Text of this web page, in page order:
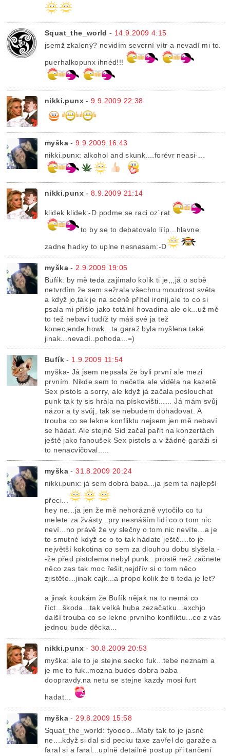
Squat_the_world - 14.9.2009 4:15
jsemž zkalený? nevidím severní vítr a nevadí mi to.
puerhalkopunx ihnéd!!!
nikki.punx-9.9.2009 22:38
myška -9.9.2009 16:43
nikki.punx: alkohol and skunk....forévr neasi-...
nikki.punx-8.9.2009 21:14
klidek klidek:-D podme se raci oz¨rat
to by se to debatovalo lííp...hlavne
zadne hadky to uplne nesnasam:-D
myška - 2.9.2009 19:05
Bufík: by mě teda zajímalo kolik ti je,,,já o sobě
netvrdím že sem sežrala všechnu moudrost světa
a když jo,tak je na scéně přítel ironij,ale to co si
psala mi přišlo jako totální hovadina ale ok...už mě
to tež nebaví tudíž ty máš své ja tež
konec,ende,howk...ta garaž byla myšlena také
jinak...nevadí..pohoda...=)
Bufík - 1.9.2009 11:54
myška- Já jsem nepsala že byli první ale mezi
prvním. Nikde sem to nečetla ale viděla na kazetě
Sex pistols a sorry, ale když já začala poslouchat
punk tak ty sis hrála na pískovišti...... Já mám svůj
názor a ty svůj, tak se nebudem dohadovat. A
trouba co se lekne konfliktu nejsem jen mě nebaví
se hádat. Ale stejně Sid začal pařit na konzertách
ještě jako fanoušek Sex pistols a v žádné garáži si
to nenacvičoval.....
myška -31.8.2009 20:24
nikki.punx: já sem dobrá baba...ja jsem ta najlepší
přeci...
hey ne...ja jen že mě nehorázně vytočilo co tu
melete za žvásty...pry nesnáším lidi co o tom nic
neví...no právě že vy slečny o tom nic nevíte...a je
to smutné když se o to tak hádate ještě....to je
největší kokotina co sem za dlouhou dobu slyšela -
-že před pistolema nebyl punk...prostě než začnete
něco zas tak moc řešit,nejdřív si o tom něco
zjistěte...jinak cajk...a propo kolik že ti teda je let?
a jinak koukám že Bufík nějak na to nemá co
říct...škoda...tak velká huba zezačatku...axchjo
další trouba co se lekne prvního konfliktu...co z vás
jednou bude děcka...
nikki.punx-30.8.2009 20:53
myška: ale to je stejne secko fuk...tebe neznam a
je me to fuk..mozna budes dobra baba
doopravdy.na netu se stejne kazdy mosi furt
hadat...
myška - 29.8.2009 15:58
Squat_the_world: tyoooo...Maty tak to je jasné
ne....když si dal sid pecku taxe zavřel do garaže a
faral si a faral...uplně detailně postup při tančení